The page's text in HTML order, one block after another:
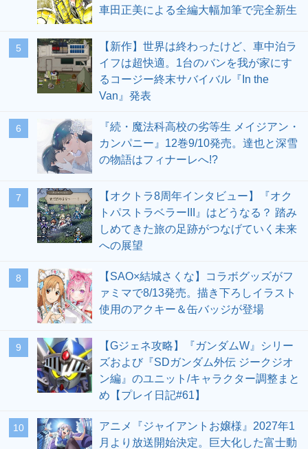
車田正美による全編大幅加筆で完全新生
5
【新作】世界は終わったけど、車中泊ラ
イフは超快適。1台のバンを我が家にす
るコージー終末サバイバル『In the
Van』発表
6
『続・魔法科高校の劣等生 メイジアン・
カンパニー』12巻9/10発売。達也と深雪
の物語はフィナーレへ!?
7
【オクトラ8周年インタビュー】『オク
トパストラベラーIII』はどうなる？ 踏み
しめてきた旅の足跡がつなげていく未来
への展望
8
【SAO×結城さくな】コラボグッズがフ
ァミマで8/13発売。描き下ろしイラスト
使用のアクキー＆缶バッジが登場
9
【Gジェネ攻略】『ガンダムW』シリー
ズおよび『SDガンダム外伝 ジークジオ
ン編』のユニット/キャラクター調整まと
め【プレイ日記#61】
10
アニメ『ジャイアントお嬢様』2027年1
月より放送開始決定。巨大化した富士動